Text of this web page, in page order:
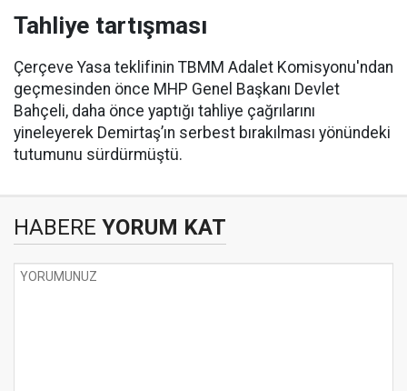
Tahliye tartışması
Çerçeve Yasa teklifinin TBMM Adalet Komisyonu'ndan
geçmesinden önce MHP Genel Başkanı Devlet
Bahçeli, daha önce yaptığı tahliye çağrılarını
yineleyerek Demirtaş’ın serbest bırakılması yönündeki
tutumunu sürdürmüştü.
HABERE YORUM KAT